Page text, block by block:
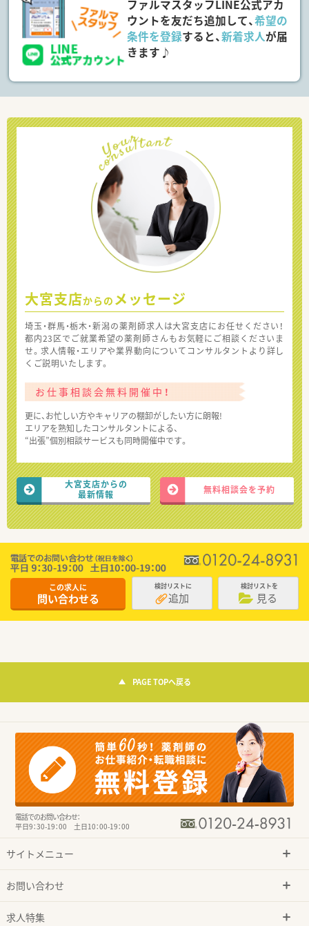
ファルマスタッフLINE公式アカ
ウントを友だち追加して、希望の
条件を登録すると、新着求人が届
きます♪
大宮支店からの メッセージ
埼玉・群馬・栃木・新潟の薬剤師求人は大宮支店にお任せください！
都内23区でご就業希望の薬剤師さんもお気軽にご相談くださいま
せ。求人情報・エリアや業界動向についてコンサルタントより詳し
くご説明いたします。
お仕事相談会無料開催中！
更に、お忙しい方やキャリアの棚卸がしたい方に朗報!
エリアを熟知したコンサルタントによる、
“出張”個別相談サービスも同時開催中です。
大宮支店からの
最新情報
無料相談会を予約
この求人に
問い合わせる
検討リストに
追加
検討リストを
見る
PAGE TOPへ戻る
電話でのお問い合わせ：
平日9：30-19：00 土日10：00-19：00
サイトメニュー
お問い合わせ
求人特集